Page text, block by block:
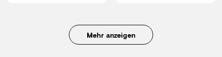
Mehr anzeigen